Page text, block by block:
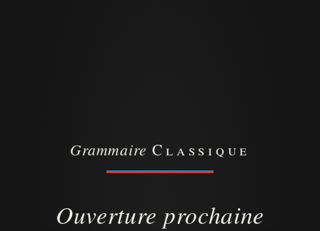
Grammaire Classique
Ouverture prochaine